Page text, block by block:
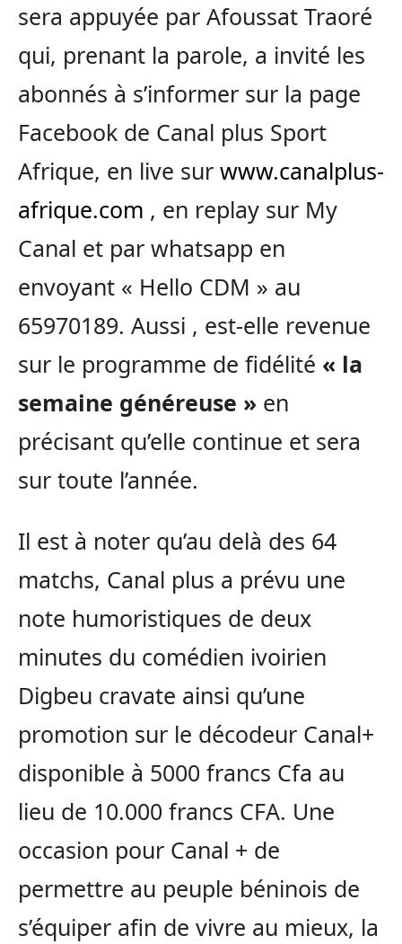
sera appuyée par Afoussat Traoré
qui, prenant la parole, a invité les
abonnés à s’informer sur la page
Facebook de Canal plus Sport
Afrique, en live sur www.canalplus-
afrique.com , en replay sur My
Canal et par whatsapp en
envoyant « Hello CDM » au
65970189. Aussi , est-elle revenue
sur le programme de fidélité « la
semaine généreuse » en
précisant qu’elle continue et sera
sur toute l’année.
Il est à noter qu’au delà des 64
matchs, Canal plus a prévu une
note humoristiques de deux
minutes du comédien ivoirien
Digbeu cravate ainsi qu’une
promotion sur le décodeur Canal+
disponible à 5000 francs Cfa au
lieu de 10.000 francs CFA. Une
occasion pour Canal + de
permettre au peuple béninois de
s’équiper afin de vivre au mieux, la